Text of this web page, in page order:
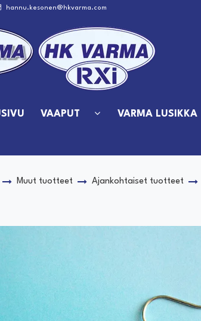
hannu.kesonen@hkvarma.com
VAAPUT VARMA LUSIKKA
Muut tuotteet Ajankohtaiset tuotteet